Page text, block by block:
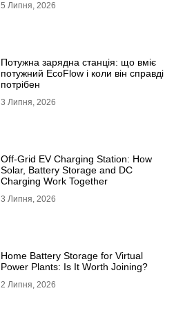
5 Липня, 2026
Потужна зарядна станція: що вміє
потужний EcoFlow і коли він справді
потрібен
3 Липня, 2026
Off-Grid EV Charging Station: How
Solar, Battery Storage and DC
Charging Work Together
3 Липня, 2026
Home Battery Storage for Virtual
Power Plants: Is It Worth Joining?
2 Липня, 2026